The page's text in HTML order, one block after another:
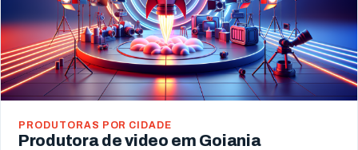
PRODUTORAS POR CIDADE
Produtora de video em Goiania